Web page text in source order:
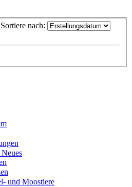
Sortiere nach:
und Moostiere